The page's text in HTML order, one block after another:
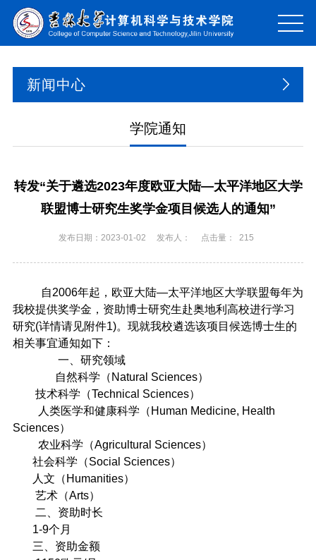
新闻中心
学院通知
转发“关于遴选2023年度欧亚大陆—太平洋地区大学
联盟博士研究生奖学金项目候选人的通知”
发布日期：2023-01-02 发布人： 点击量： 215
自2006年起，欧亚大陆—太平洋地区大学联盟每年为
我校提供奖学金，资助博士研究生赴奥地利高校进行学习
研究(详情请见附件1)。现就我校遴选该项目候选博士生的
相关事宜通知如下：
一、研究领域
自然科学（ Natural Sciences）
技术科学（Technical Sciences）
人类医学和健康科学（ Human Medicine, Health
Sciences）
农业科学（Agricultural Sciences）
社会科学（Social Sciences）
人文（ Humanities）
艺术（Arts）
二、资助时长
1-9个月
三、资助金额